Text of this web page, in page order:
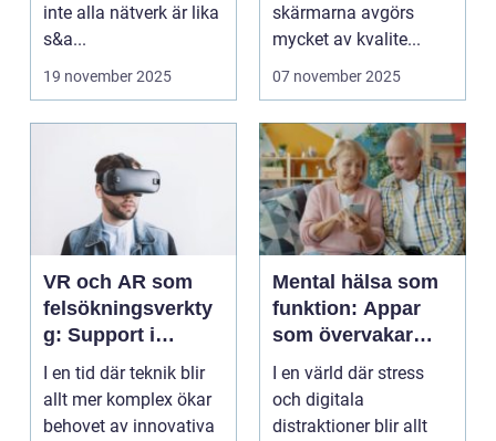
inte alla nätverk är lika
s&a...
19 november 2025
skärmarna avgörs
mycket av kvalite...
07 november 2025
VR och AR som
felsökningsverkty
g: Support i
virtuella miljöer
I en tid där teknik blir
allt mer komplex ökar
behovet av innovativa
Mental hälsa som
funktion: Appar
som övervakar
och stärker
välmående
I en värld där stress
och digitala
distraktioner blir allt